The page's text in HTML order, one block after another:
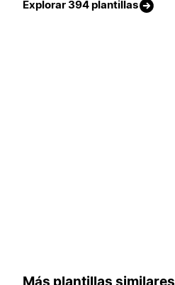
Explorar 394 plantillas